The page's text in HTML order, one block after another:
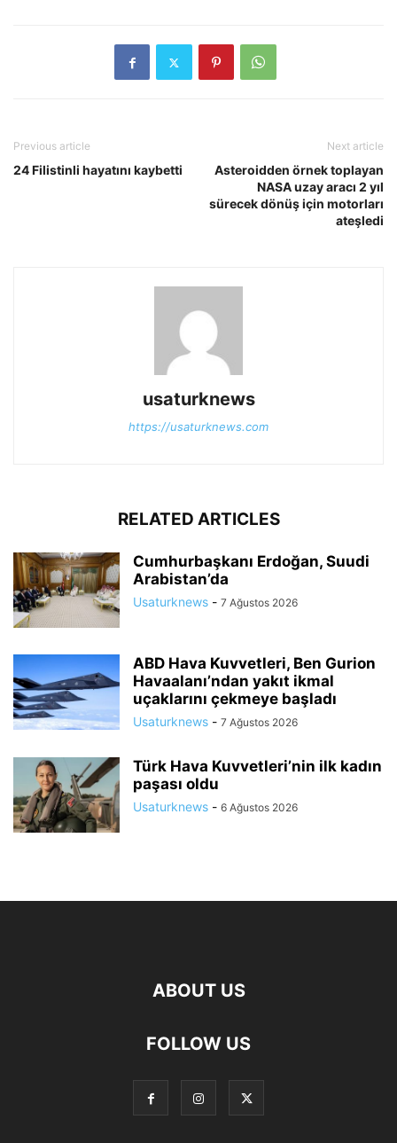
Previous article
24 Filistinli hayatını kaybetti
Next article
Asteroidden örnek toplayan
NASA uzay aracı 2 yıl
sürecek dönüş için motorları
ateşledi
usaturknews
https://usaturknews.com
RELATED ARTICLES
Cumhurbaşkanı Erdoğan, Suudi
Arabistan’da
Usaturknews - 7 Ağustos 2026
ABD Hava Kuvvetleri, Ben Gurion
Havaalanı’ndan yakıt ikmal
uçaklarını çekmeye başladı
Usaturknews - 7 Ağustos 2026
Türk Hava Kuvvetleri’nin ilk kadın
paşası oldu
Usaturknews - 6 Ağustos 2026
ABOUT US
FOLLOW US